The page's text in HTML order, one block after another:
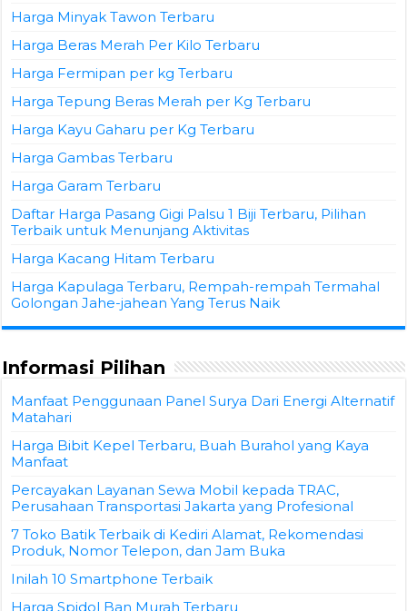
Harga Minyak Tawon Terbaru
Harga Beras Merah Per Kilo Terbaru
Harga Fermipan per kg Terbaru
Harga Tepung Beras Merah per Kg Terbaru
Harga Kayu Gaharu per Kg Terbaru
Harga Gambas Terbaru
Harga Garam Terbaru
Daftar Harga Pasang Gigi Palsu 1 Biji Terbaru, Pilihan
Terbaik untuk Menunjang Aktivitas
Harga Kacang Hitam Terbaru
Harga Kapulaga Terbaru, Rempah-rempah Termahal
Golongan Jahe-jahean Yang Terus Naik
Informasi Pilihan
Manfaat Penggunaan Panel Surya Dari Energi Alternatif
Matahari
Harga Bibit Kepel Terbaru, Buah Burahol yang Kaya
Manfaat
Percayakan Layanan Sewa Mobil kepada TRAC,
Perusahaan Transportasi Jakarta yang Profesional
7 Toko Batik Terbaik di Kediri Alamat, Rekomendasi
Produk, Nomor Telepon, dan Jam Buka
Inilah 10 Smartphone Terbaik
Harga Spidol Ban Murah Terbaru